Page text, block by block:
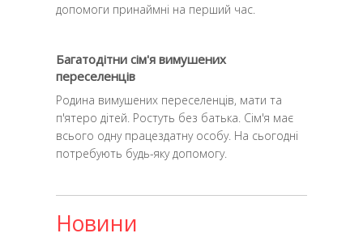
допомоги принаймні на перший час.
Багатодітни сім'я вимушених
переселенців
Родина вимушених переселенців, мати та
п'ятеро дітей. Ростуть без батька. Сім'я має
всього одну працездатну особу. На сьогодні
потребують будь-яку допомогу.
Новини